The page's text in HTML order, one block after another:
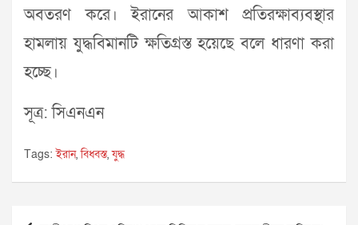
অবতরণ করে। ইরানের আকাশ প্রতিরক্ষাব্যবস্থার
হামলায় যুদ্ধবিমানটি ক্ষতিগ্রস্ত হয়েছে বলে ধারণা করা
হচ্ছে।
সূত্র: সিএনএন
Tags: ইরান,বিধ্বস্ত,যুদ্ধ
Post